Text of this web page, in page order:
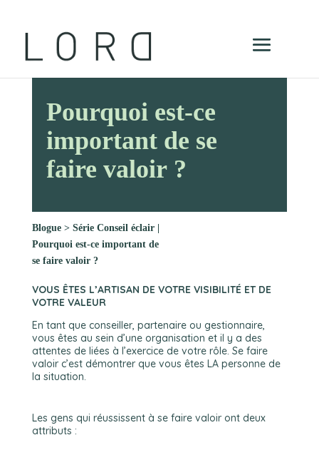
Pourquoi est-ce
important de se
faire valoir ?
Blogue> Série Conseil éclair |
Pourquoi est-ce important de
se faire valoir ?
VOUS ÊTES L’ARTISAN DE VOTRE VISIBILITÉ ET DE
VOTRE VALEUR
En tant que conseiller, partenaire ou gestionnaire,
vous êtes au sein d’une organisation et il y a des
attentes de liées à l’exercice de votre rôle. Se faire
valoir c’est démontrer que vous êtes LA personne de
la situation.
Les gens qui réussissent à se faire valoir ont deux
attributs :